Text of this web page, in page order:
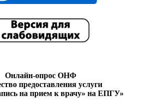
Онлайн-опрос ОНФ
предоставления услуги
на прием к врачу» на ЕПГУ»